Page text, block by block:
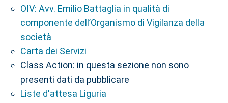
OIV: Avv. Emilio Battaglia in qualità di
componente dell’Organismo di Vigilanza della
società
Carta dei Servizi
Class Action: in questa sezione non sono
presenti dati da pubblicare
Liste d'attesa Liguria